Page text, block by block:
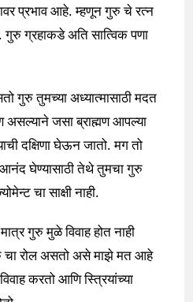
प्रभाव आहे. म्हणून गुरु चे रत्न
ग्रहाकडे अति सात्विक पणा
गुरु तुमच्या अध्यात्मासाठी मदत
असल्याने जसा ब्राह्मण आपल्या
दक्षिणा घेऊन जातो. मग तो
घेण्यासाठी तेथे तुमचा गुरु
चा साक्षी नाही.
गुरु मुळे विवाह होत नाही
चा रोल असतो असे माझे मत आहे
करतो आणि स्त्रियांच्या